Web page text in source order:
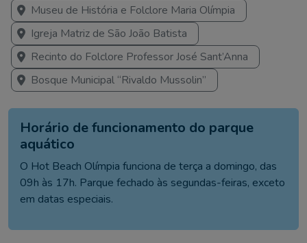
Museu de História e Folclore Maria Olímpia
Igreja Matriz de São João Batista
Recinto do Folclore Professor José Sant’Anna
Bosque Municipal “Rivaldo Mussolin”
Horário de funcionamento do parque
aquático
O Hot Beach Olímpia funciona de terça a domingo, das
09h às 17h. Parque fechado às segundas-feiras, exceto
em datas especiais.